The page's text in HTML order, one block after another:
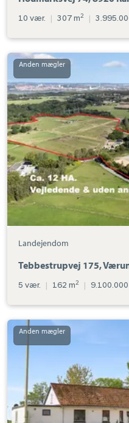
10 vær. | 307 m2 |
Landejendom:
Tebbestrupvej
175,
Værum,
8940
Randers
SV
Landejendom
Tebbestrupvej 175,
5 vær. | 162 m2 | 9.100.000
Landejendom:
Randers
NØ